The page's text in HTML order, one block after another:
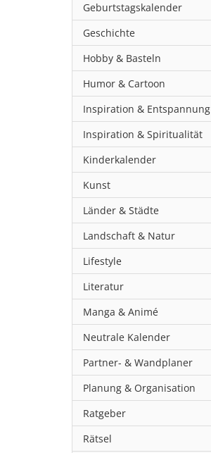
Geburtstagskalender
Geschichte
Hobby & Basteln
Humor & Cartoon
Inspiration & Entspannung
Inspiration & Spiritualität
Kinderkalender
Kunst
Länder & Städte
Landschaft & Natur
Lifestyle
Literatur
Manga & Animé
Neutrale Kalender
Partner- & Wandplaner
Planung & Organisation
Ratgeber
Rätsel